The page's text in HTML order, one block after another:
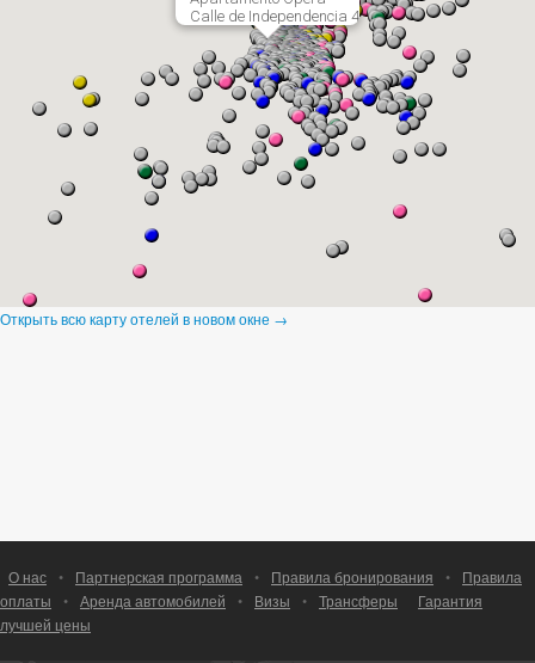
Calle de Independencia 4
Открыть всю карту отелей в новом окне →
О нас • Партнерская программа • Правила бронирования •
Правила
оплаты
• Аренда автомобилей • Визы • Трансферы
Гарантия
лучшей цены